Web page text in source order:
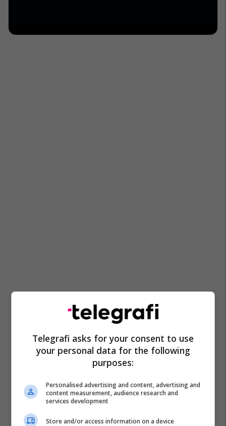
Telegrafi asks for your consent to use
your personal data for the following
purposes:
Personalised advertising and content, advertising and
content measurement, audience research and
services development
Store and/or access information on a device